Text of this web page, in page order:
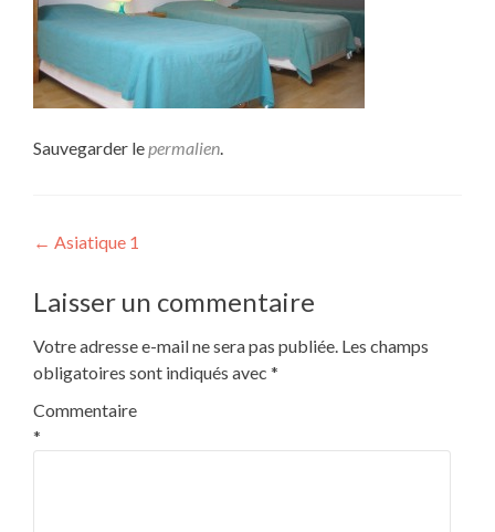
Sauvegarder lepermalien.
Navigation
de
l’article
← Asiatique 1
Laisser un commentaire
Votre adresse e-mail ne sera pas publiée. Les champs
obligatoires sont indiqués avec *
Commentaire
*